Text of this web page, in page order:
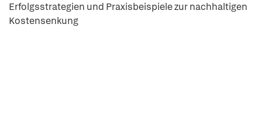
Erfolgsstrategien und Praxisbeispiele zur nachhaltigen
Kostensenkung